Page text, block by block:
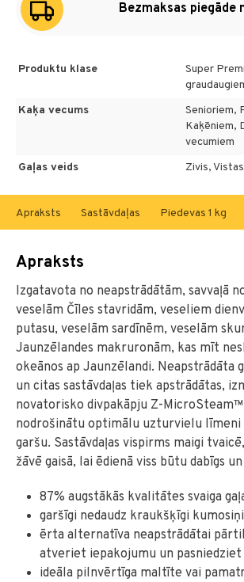
Bezmaksas piegāde
Produktu klase
Super
Kaķa vecums
Senioriem,
Kaķēniem,
vecumiem
Gaļas veids
Zivis,
Apraksts Sastāvdaļas Piedevas 1 kg
Apraksts
Izgatavota no neapstrādātām, savvaļā
veselām Čīles stavridām, veseliem
putasu, veselām sardīnēm, veselām
Jaunzēlandes makruronām, kas mīt
okeānos ap Jaunzēlandi. Neapstrādāta
un citas sastāvdaļas tiek apstrādātas,
novatorisko divpakāpju Z-
nodrošinātu optimālu uzturvielu līmeni
garšu. Sastāvdaļas vispirms maigi
žāvē gaisā, lai ēdienā viss būtu dabīgs un
87% augstākās kvalitātes svaiga
garšīgi nedaudz kraukšķīgi kumosiņi
ērta alternatīva neapstrādātai
atveriet iepakojumu un pasniedziet
ideāla pilnvērtīga maltīte vai